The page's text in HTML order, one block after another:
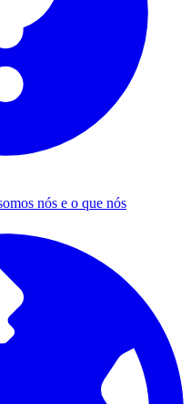
nós e o que nós